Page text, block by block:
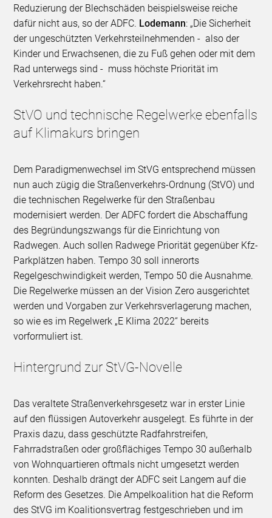
Reduzierung der Blechschäden beispielsweise reiche
dafür nicht aus, so der ADFC. Lodemann: „Die Sicherheit
der ungeschützten Verkehrsteilnehmenden - also der
Kinder und Erwachsenen, die zu Fuß gehen oder mit dem
Rad unterwegs sind - muss höchste Priorität im
Verkehrsrecht haben.“
StVO und technische Regelwerke ebenfalls
auf Klimakurs bringen
Dem Paradigmenwechsel im StVG entsprechend müssen
nun auch zügig die Straßenverkehrs-Ordnung (StVO) und
die technischen Regelwerke für den Straßenbau
modernisiert werden. Der ADFC fordert die Abschaffung
des Begründungszwangs für die Einrichtung von
Radwegen. Auch sollen Radwege Priorität gegenüber Kfz-
Parkplätzen haben. Tempo 30 soll innerorts
Regelgeschwindigkeit werden, Tempo 50 die Ausnahme.
Die Regelwerke müssen an der Vision Zero ausgerichtet
werden und Vorgaben zur Verkehrsverlagerung machen,
so wie es im Regelwerk „E Klima 2022“ bereits
vorformuliert ist.
Hintergrund zur StVG-Novelle
Das veraltete Straßenverkehrsgesetz war in erster Linie
auf den flüssigen Autoverkehr ausgelegt. Es führte in der
Praxis dazu, dass geschützte Radfahrstreifen,
Fahrradstraßen oder großflächiges Tempo 30 außerhalb
von Wohnquartieren oftmals nicht umgesetzt werden
konnten. Deshalb drängt der ADFC seit Langem auf die
Reform des Gesetzes. Die Ampelkoalition hat die Reform
des StVG im Koalitionsvertrag festgeschrieben und im